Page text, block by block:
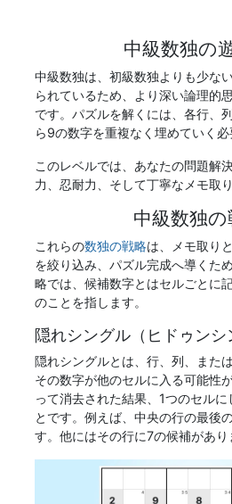
中級数独の
中級数独は、初級数独よりも少な
られているため、より深い論理的
です。パズルを解くには、各行、
ら9の数字を重複なく埋めていく必
このレベルでは、あなたの問題解
力、忍耐力、そして丁寧なメモ取
中級数独の
これらの数独の戦略は、メモ取り
を絞り込み、パズル完成へ導くた
略では、候補数字とはセルごとに
のことを指します。
隠れシングル（ヒドゥンシ
隠れシングルとは、行、列、また
その数字が他のセルに入る可能性
って消去された結果、1つのセルに
とです。例えば、中央の行の最後
す。他にはその行に7の候補があり